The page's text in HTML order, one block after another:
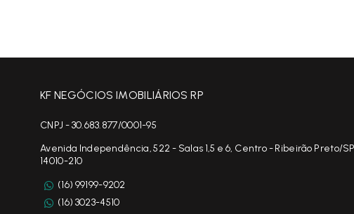
KF NEGÓCIOS IMOBILIÁRIOS RP
CNPJ - 30.683.877/0001-95
Avenida Independência, 522 - Salas 1,5 e 6, Centro - Ribeirão Preto/
14010-210
(16) 99199-9202
(16) 3023-4510